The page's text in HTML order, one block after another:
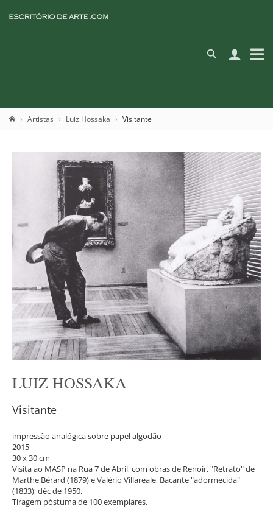
Artistas Luiz Hossaka Visitante
LUIZ HOSSAKA
Visitante
impressão analógica sobre papel algodão
2015
30 x 30 cm
Visita ao MASP na Rua 7 de Abril, com obras de Renoir, "Retrato" de
Marthe Bérard (1879) e Valério Villareale, Bacante "adormecida"
(1833), déc de 1950.
Tiragem póstuma de 100 exemplares.